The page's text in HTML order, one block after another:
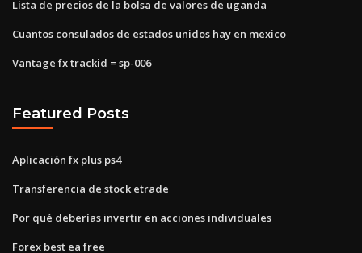
Lista de precios de la bolsa de valores de uganda
Cuantos consulados de estados unidos hay en mexico
Vantage fx trackid = sp-006
Featured Posts
Aplicación fx plus ps4
Transferencia de stock etrade
Por qué deberías invertir en acciones individuales
Forex best ea free